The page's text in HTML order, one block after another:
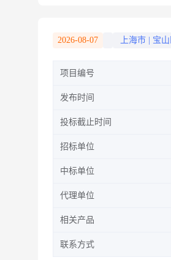
2026-08-07 上海市 宝山
项目编号
发布时间
投标截止时间
招标单位
中标单位
代理单位
相关产品
联系方式